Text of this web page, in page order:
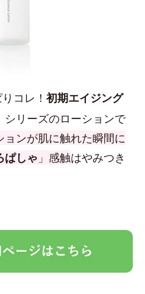
コレ！ 初期エイジング
シリーズのローションで
ョンが肌に触れた瞬間に
ぱしゃ 」感触はやみつき